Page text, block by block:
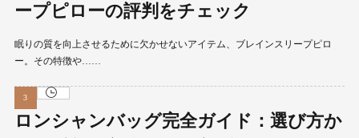
ープピローの評判をチェック
眠りの質を向上させるために欠かせないアイテム、ブレインスリープピロ
ー。その特徴や……
ロンシャンバッグ完全ガイド：選び方か